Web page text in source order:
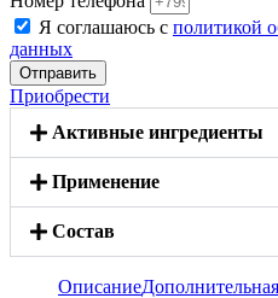
Я соглашаюсь с политикой
данных
Отправить
Приобрести
Активные ингредиенты
Применение
Состав
Описание